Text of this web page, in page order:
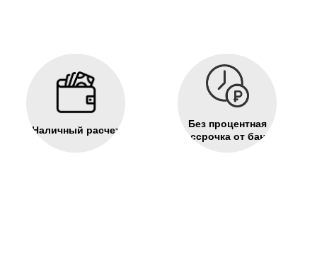
Наличный расчет
Без процентная
рассрочка от банка